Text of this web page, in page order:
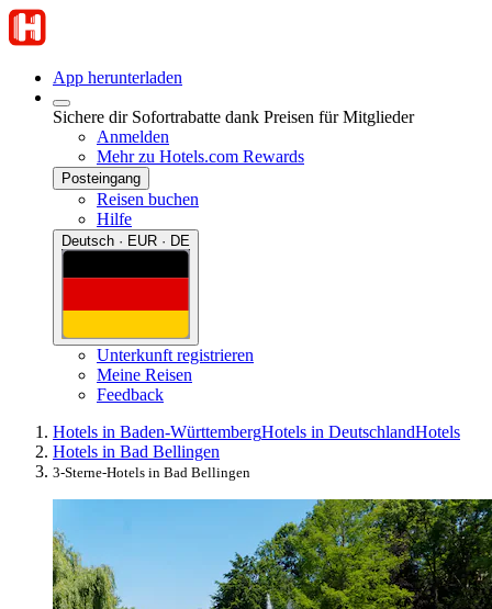
App herunterladen
Sichere dir Sofortrabatte dank Preisen für Mitglieder
Anmelden
Mehr zu Hotels.com Rewards
Posteingang
Reisen buchen
Hilfe
Deutsch · EUR · DE
Unterkunft registrieren
Meine Reisen
Feedback
Hotels in Baden-WürttembergHotels in DeutschlandHotels
Hotels in Bad Bellingen
3-Sterne-Hotels in Bad Bellingen